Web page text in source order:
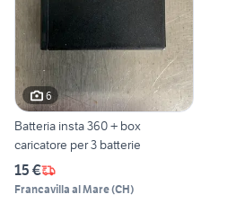
6
Batteria insta 360 + box
caricatore per 3 batterie
15 €
Francavilla al Mare(CH)